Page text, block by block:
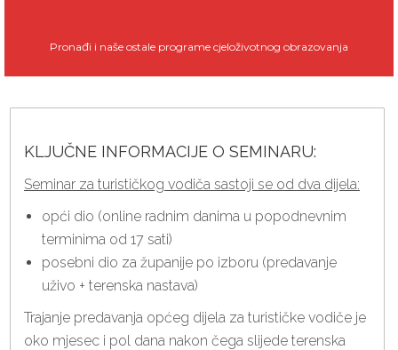
Pronađi i naše ostale programe cjeloživotnog obrazovanja
KLJUČNE INFORMACIJE O SEMINARU:
Seminar za turističkog vodiča sastoji se od dva dijela:
opći dio (online radnim danima u popodnevnim
terminima od 17 sati)
posebni dio za županije po izboru (predavanje
uživo + terenska nastava)
Trajanje predavanja općeg dijela za turističke vodiče je
oko mjesec i pol dana nakon čega slijede terenska